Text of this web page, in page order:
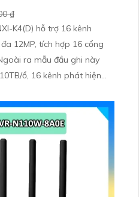
₫
K4(D) hỗ trợ 16 kênh
12MP, tích hợp 16 cổng
ổ, 16 kênh phát hiện